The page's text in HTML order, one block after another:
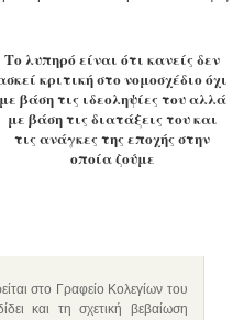
Το λυπηρό είναι ότι κανείς δεν
κριτική στο νομοσχέδιο όχι
με βάση τις ιδεοληψίες του αλλά
με βάση τις διατάξεις του και
τις ανάγκες της εποχής στην
οποία ζούμε
στο Γραφείο Κολεγίων του
και τη σχετική βεβαίωση